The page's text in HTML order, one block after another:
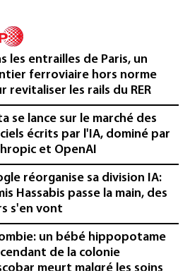
les entrailles de Paris, un
ferroviaire hors norme
revitaliser les rails du RER
se lance sur le marché des
écrits par l'IA, dominé par
et OpenAI
réorganise sa division IA:
Hassabis passe la main, des
s'en vont
un bébé hippopotame
de la colonie
meurt malgré les soins